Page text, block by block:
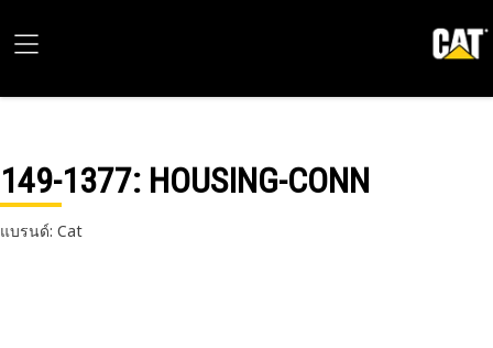
149-1377: HOUSING-CONN
แบรนด์: Cat